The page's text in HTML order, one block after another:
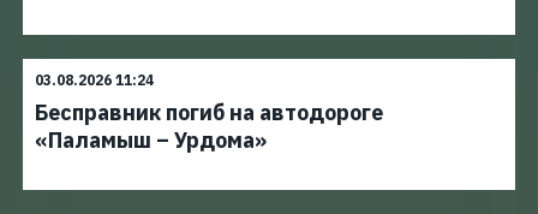
03.08.2026 11:24
Бесправник погиб на автодороге
«Паламыш – Урдома»